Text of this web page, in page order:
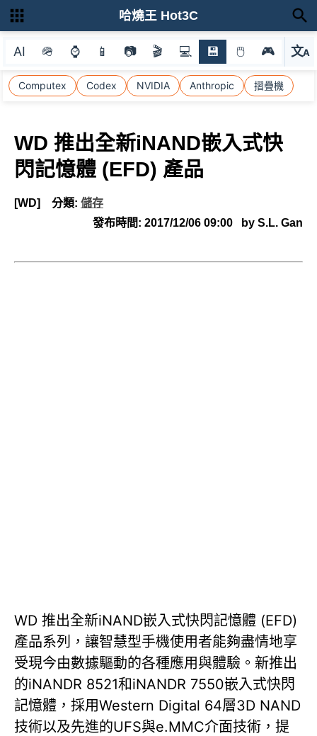
AI 🪖 ⌚ 📱 📷 🎬 💻 💾 🖱 🎮 文A
選
Computex Codex NVIDIA Anthropic 摺疊機
哈燒王 Hot3C
WD 推出全新iNAND嵌入式快
閃記憶體 (EFD) 產品
[WD] 分類: 儲存
發布時間: 2017/12/06 09:00 by S.L. Gan
WD 推出全新iNAND嵌入式快閃記憶體 (EFD)
產品系列，讓智慧型手機使用者能夠盡情地享
受現今由數據驅動的各種應用與體驗。新推出
的iNANDR 8521和iNANDR 7550嵌入式快閃
記憶體，採用Western Digital 64層3D NAND
技術以及先進的UFS與e.MMC介面技術，提